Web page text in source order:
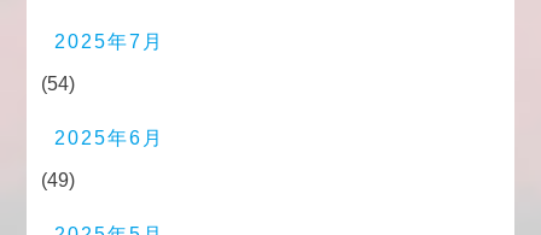
2025年7月
(54)
2025年6月
(49)